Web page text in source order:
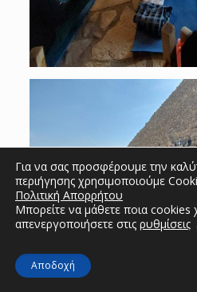
Για να σας προσφέρουμε την
περιήγησης χρησιμοποιούμε
Πολιτική Απορρήτου
Μπορείτε να μάθετε ποια cookies
απενεργοποιήσετε στις ρυθμίσεις
Αποδοχή